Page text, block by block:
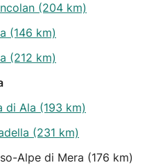
(204 km)
(146 km)
(212 km)
di Ala (193 km)
(231 km)
Alpe di Mera (176 km)